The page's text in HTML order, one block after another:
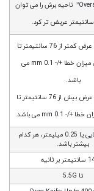
درﺣﺎﻟﺖ “Oversized” ﻧﺎﺣﯿﻪ ﺑﺮش را ﻣﯽ ﺗﻮان
در رول ﻫﺎی ﺑﺎ ﻋﺮض ﮐﻤﺘﺮ از 76 ﺳﺎﻧﺘﯿﻤﺘﺮ ﺗﺎ
12 ﻣﺘﺮ ﻃﻮل ﻣﯿﺰان ﺧﻄﺎ +/- 0.1 mm ﻣﯽ
ﺑﺎﺷﺪ.
در رول ﻫﺎی ﺑﺎ ﻋﺮض ﺑﯿﺶ از 76 ﺳﺎﻧﺘﯿﻤﺘﺮ ﺗﺎ
%0/2 از ﺟﺎﺑﺠﺎﯾﯽ ﯾﺎ 0.25 ﻣﯿﻠﯿﻤﺘﺮ، ﻫﺮ ﮐﺪام
ﺑﯿﺸﺘﺮ ﺑﺎﺷﺪ.
ﺗﺎ 5.5G